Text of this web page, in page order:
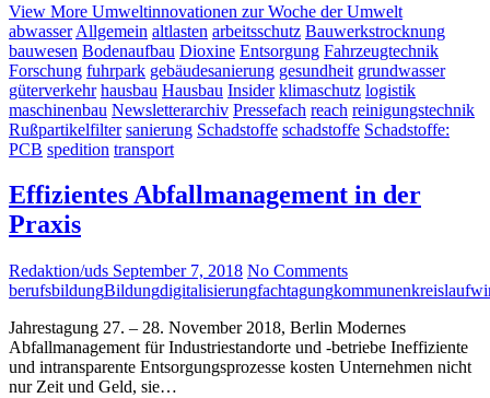
View More Umweltinnovationen zur Woche der Umwelt
abwasser Allgemein altlasten arbeitsschutz Bauwerkstrocknung
bauwesen Bodenaufbau Dioxine Entsorgung Fahrzeugtechnik
Forschung fuhrpark gebäudesanierung gesundheit grundwasser
güterverkehr hausbau Hausbau Insider klimaschutz logistik
maschinenbau Newsletterarchiv Pressefach reach reinigungstechnik
Rußpartikelfilter sanierung Schadstoffe schadstoffe Schadstoffe:
PCB spedition transport
Effizientes Abfallmanagement in der
Praxis
Redaktion/uds September 7, 2018 No Comments
berufsbildungBildungdigitalisierungfachtagungkommunen
Jahrestagung 27. – 28. November 2018, Berlin Modernes
Abfallmanagement für Industriestandorte und -betriebe Ineffiziente
und intransparente Entsorgungsprozesse kosten Unternehmen nicht
nur Zeit und Geld, sie…